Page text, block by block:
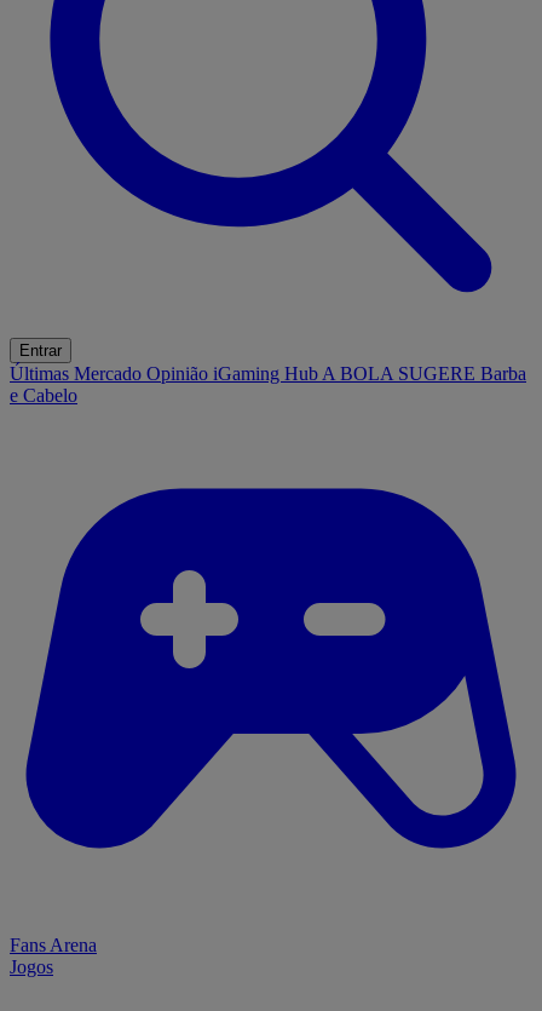
Entrar
Últimas Mercado Opinião iGaming Hub A BOLA SUGERE Barba
e Cabelo
Fans Arena
Jogos